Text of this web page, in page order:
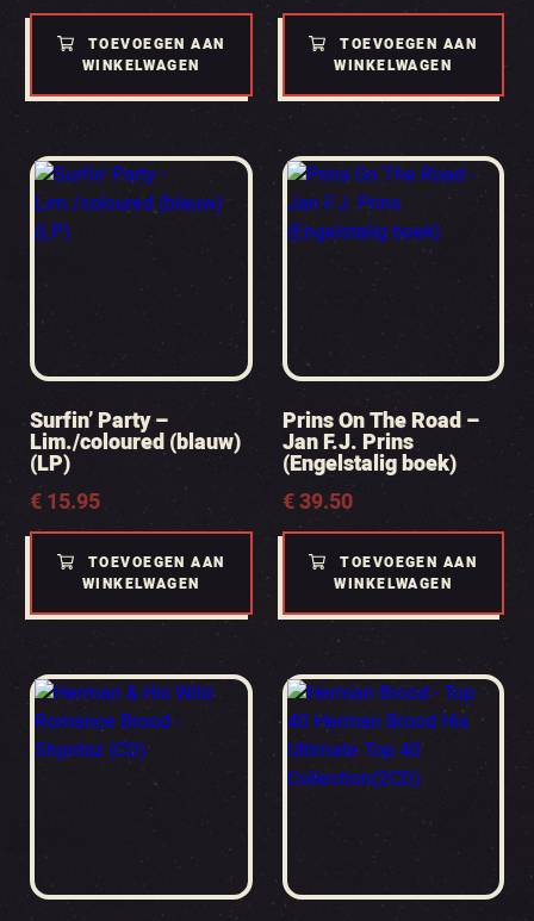
TOEVOEGEN AAN
WINKELWAGEN
TOEVOEGEN AAN
WINKELWAGEN
Surfin’ Party –
Lim./coloured (blauw)
(LP)
€15.95
TOEVOEGEN AAN
WINKELWAGEN
Prins On The Road –
Jan F.J. Prins
(Engelstalig boek)
€39.50
TOEVOEGEN AAN
WINKELWAGEN